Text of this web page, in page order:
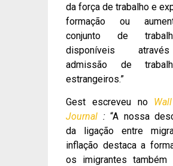
da força de trabalho e
formação ou
conjunto de
disponíveis
admissão de
estrangeiros.”
Gest escreveu no
Journal :“A nossa
da ligação entre
inflação destaca a
os imigrantes também